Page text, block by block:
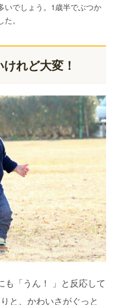
いでしょう。1歳半でぶつか
。
れど大変！
も「うん！ 」と反応して
と、かわいさがぐっと